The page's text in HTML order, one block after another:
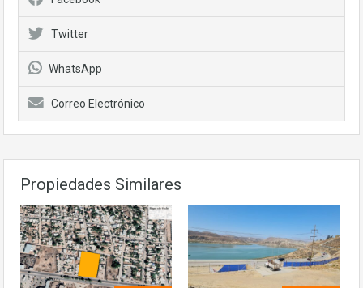
Twitter
WhatsApp
Correo Electrónico
Propiedades Similares